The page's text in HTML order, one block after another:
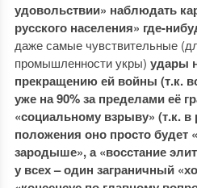
удовольствии» наблюдать
русского населения» где-
даже самые чувствительные
промышленности укры) удары
прекращению ей войны (т.к.
уже на 90% за пределами её
«социальному взрыву» (т.к. в
положения оно просто будет
зародыше», а «восстание
у всех – один заграничный